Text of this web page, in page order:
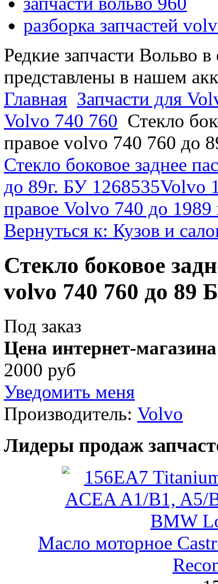
разборка запчастей
Редкие запчасти Вольво
представлены в нашем
Главная Запчасти для
Volvo 740 760 Стекло
правое volvo 740 760 до
Стекло боковое заднее
до 89г. БУ 1268535Volvo
правое Volvo 740 до 1989
Вернуться к: Кузов и
Стекло боковое
volvo 740 760 до 89
Под заказ
Цена интернет-
2000 руб
Уведомить меня
Производитель: Volvo
Лидеры продаж
Масло моторное